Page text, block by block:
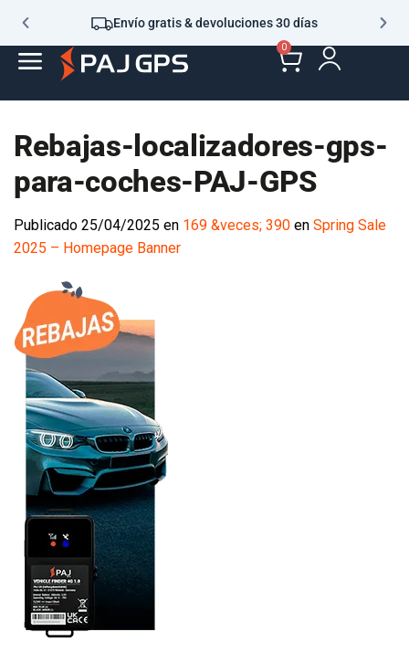
Envío gratis & devoluciones 30 días
0
Rebajas-localizadores-gps-
para-coches-PAJ-GPS
Publicado 25/04/2025 en 169 &veces; 390 en Spring Sale
2025 – Homepage Banner